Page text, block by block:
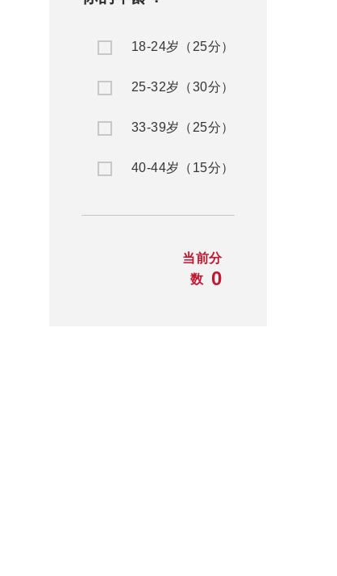
18-24岁（25分）
25-32岁（30分）
33-39岁（25分）
40-44岁（15分）
当前分
数
0